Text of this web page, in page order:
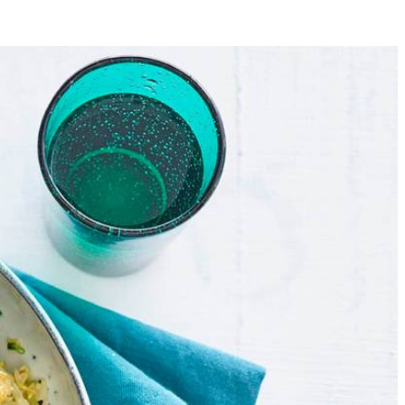
bak de bloemkool- en broccoliroosjes al omscheppend 6 min. op
min. goudbruin. Keer halverwege. Neem de schnitzels uit de pan
eventueel zout. Verdeel de eiermie over diepe borden.